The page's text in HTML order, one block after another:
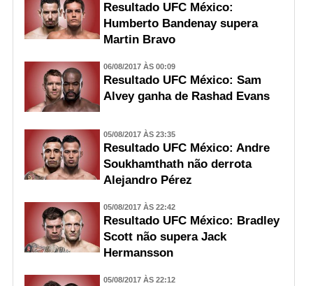
Resultado UFC México:
Humberto Bandenay supera
Martin Bravo
06/08/2017 ÀS 00:09
Resultado UFC México: Sam
Alvey ganha de Rashad Evans
05/08/2017 ÀS 23:35
Resultado UFC México: Andre
Soukhamthath não derrota
Alejandro Pérez
05/08/2017 ÀS 22:42
Resultado UFC México: Bradley
Scott não supera Jack
Hermansson
05/08/2017 ÀS 22:12